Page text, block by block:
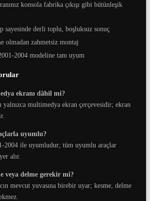
konsola fabrika çıkışı gibi bütünleşik
sayesinde derli toplu, boşluksuz sonuç
olmadan zahmetsiz montaj
2004 modeline tam uyum
ekranı dâhil mi?
yalnızca multimedya ekran çerçevesidir; ekran
uyumlu?
2004 ile uyumludur; tüm uyumlu araçlar
alır.
veya delme gerekir mi?
mevcut yuvasına birebir uyar; kesme, delme